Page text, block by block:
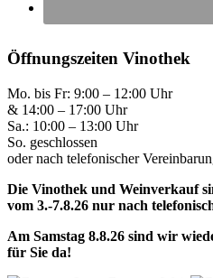
Öffnungszeiten Vinothek
Mo. bis Fr: 9:00 – 12:00 Uhr
& 14:00 – 17:00 Uhr
Sa.: 10:00 – 13:00 Uhr
So. geschlossen
oder nach telefonischer
Die Vinothek und Weinverkauf
vom 3.-7.8.26 nur nach
Am Samstag 8.8.26 sind wir
für Sie da!